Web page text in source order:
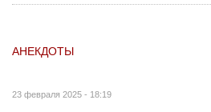
АНЕКДОТЫ
23 февраля 2025 - 18:19